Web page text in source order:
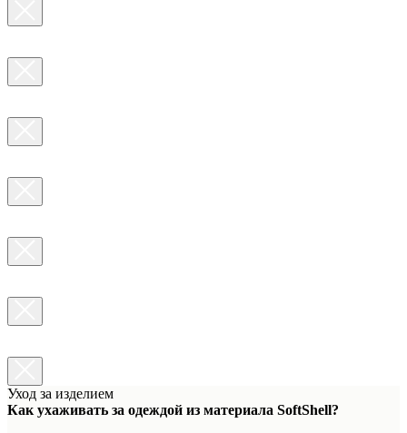
Уход за изделием
Как ухаживать за одеждой из материала SoftShell?